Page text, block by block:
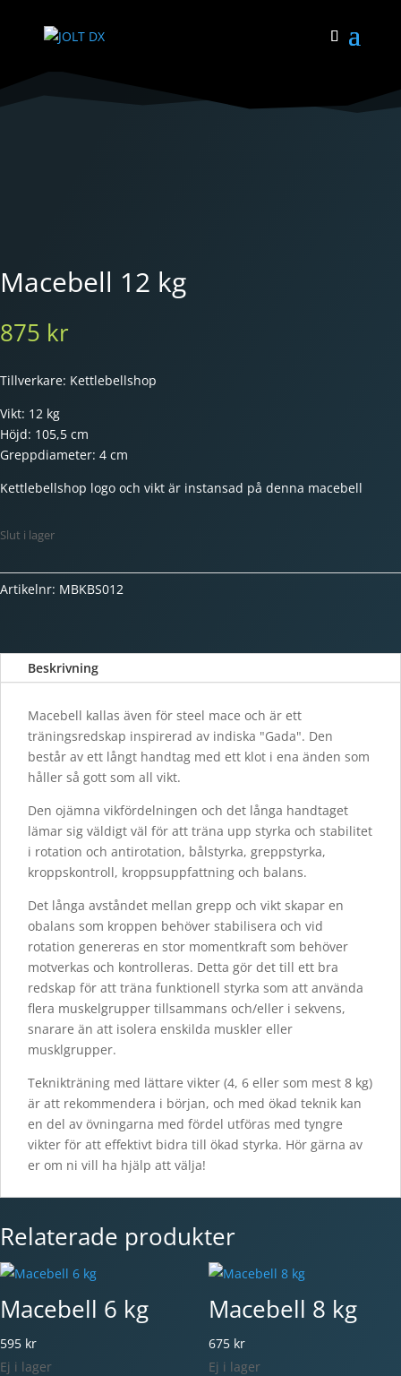
Macebell 12 kg
875 kr
Tillverkare: Kettlebellshop
Vikt: 12 kg
Höjd: 105,5 cm
Greppdiameter: 4 cm
Kettlebellshop logo och vikt är instansad på denna macebell
Slut i lager
Artikelnr: MBKBS012
Beskrivning
Macebell kallas även för steel mace och är ett
träningsredskap inspirerad av indiska "Gada". Den
består av ett långt handtag med ett klot i ena änden som
håller så gott som all vikt.
Den ojämna vikfördelningen och det långa handtaget
lämar sig väldigt väl för att träna upp styrka och stabilitet
i rotation och antirotation, bålstyrka, greppstyrka,
kroppskontroll, kroppsuppfattning och balans.
Det långa avståndet mellan grepp och vikt skapar en
obalans som kroppen behöver stabilisera och vid
rotation genereras en stor momentkraft som behöver
motverkas och kontrolleras. Detta gör det till ett bra
redskap för att träna funktionell styrka som att använda
flera muskelgrupper tillsammans och/eller i sekvens,
snarare än att isolera enskilda muskler eller
musklgrupper.
Teknikträning med lättare vikter (4, 6 eller som mest 8 kg)
är att rekommendera i början, och med ökad teknik kan
en del av övningarna med fördel utföras med tyngre
vikter för att effektivt bidra till ökad styrka. Hör gärna av
er om ni vill ha hjälp att välja!
Relaterade produkter
Macebell 6 kg
595 kr
Ej i lager
Macebell 8 kg
675 kr
Ej i lager